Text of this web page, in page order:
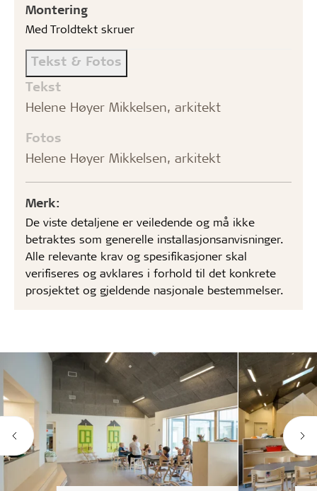
Montering
Med Troldtekt skruer
Tekst & Fotos
Tekst
Helene Høyer Mikkelsen, arkitekt
Fotos
Helene Høyer Mikkelsen, arkitekt
Merk:
De viste detaljene er veiledende og må ikke
betraktes som generelle installasjonsanvisninger.
Alle relevante krav og spesifikasjoner skal
verifiseres og avklares i forhold til det konkrete
prosjektet og gjeldende nasjonale bestemmelser.